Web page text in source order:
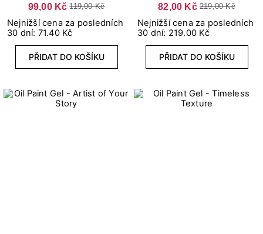
Stupeň krytí
Plné 3
99,00 Kč 119,00 Kč
Nejnižší cena za posledních
30 dní: 71.40 Kč
PŘIDAT DO KOŠÍKU
82,00 Kč 219,00 Kč
Nejnižší cena za posledních
30 dní: 219.00 Kč
PŘIDAT DO KOŠÍKU